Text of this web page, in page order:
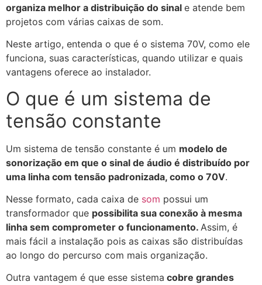
organiza melhor a distribuição do sinal e atende bem
projetos com várias caixas de som.
Neste artigo, entenda o que é o sistema 70V, como ele
funciona, suas características, quando utilizar e quais
vantagens oferece ao instalador.
O que é um sistema de
tensão constante
Um sistema de tensão constante é um modelo de
sonorização em que o sinal de áudio é distribuído por
uma linha com tensão padronizada, como o 70V.
Nesse formato, cada caixa de som possui um
transformador que possibilita sua conexão à mesma
linha sem comprometer o funcionamento. Assim, é
mais fácil a instalação pois as caixas são distribuídas
ao longo do percurso com mais organização.
Outra vantagem é que esse sistema cobre grandes